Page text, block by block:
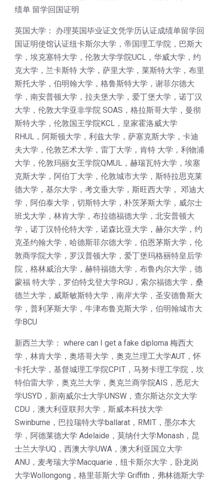
绩单 留学回国证明
英国大学： 办理英国毕业证文凭学历认证成绩单留学回
国证明使馆认证纽卡斯尔大学，帝国理工学院，巴斯大
学，埃克塞特大学，伦敦大学学院UCL，华威大学，约
克大学，兰卡斯特 大学，萨里大学，莱斯特大学，布里
斯托大学，伯明翰大学，格鲁斯特大学，谢菲尔德大
学，南安普顿大学，拉夫堡大学，爱丁堡大学，诺丁汉
大学，伦敦大学亚非学院 SOAS，格拉斯哥大学，曼彻
斯特大学，伦敦国王学院KCL，皇家霍洛威大学
RHUL，阿斯顿大学，利兹大学，萨塞克斯大学，卡迪
夫大学，伦敦艺术大学，雷丁大学，肯特 大学，利物浦
大学，伦敦玛丽女王学院QMUL，赫瑞瓦特大学，埃塞
克斯大学，阿伯丁大学，伦敦城市大学，斯特拉思克莱
德大学，基尔大学，考文垂大学，斯旺西大学， 邓迪大
学，阿伯泰大学，切斯特大学，朴茨茅斯大学，威尔士
班戈大学，林肯大学，布拉德福德大学，北安普顿大
学，诺丁汉特伦特大学，诺森比亚大学，赫尔大学，约
克圣约翰大学，哈德斯菲尔德大学，伯恩茅斯大学，伦
敦商学院大学，罗汉普顿大学，爱丁堡玛格丽特皇后学
院，格林威治大学，赫特福德大学，布鲁内尔大学，德
蒙福 特大学，罗伯特戈登大学RGU，索尔福德大学，桑
德兰大学，威斯敏斯特大学，南岸大学，圣安德鲁斯大
学，普利茅斯大学，牛津布鲁克斯大学，伯明翰城市大
学BCU
新西兰大学： where can I get a fake diploma 梅西大
学，林肯大学，奥塔哥大学，奥克兰理工大学AUT，怀
卡托大学，基督城理工学院CPIT，马努卡理工学院，坎
特伯雷大学，奥克兰大学，奥克兰商学院AIS，悉尼大
学USYD，新南威尔士大学UNSW，查尔斯达尔文大学
CDU，澳大利亚联邦大学，斯威本科技大学
Swinburne，巴拉瑞特大学ballarat，RMIT，墨尔本大
学，阿德莱德大学 Adelaide，莫纳什大学Monash，昆
士兰大学UQ，西澳大学UWA，澳大利亚国立大学
ANU，麦考瑞大学Macquarie，纽卡斯尔大学，卧龙岗
大学Wollongong，格里菲斯大学 Griffith，弗林德斯大学